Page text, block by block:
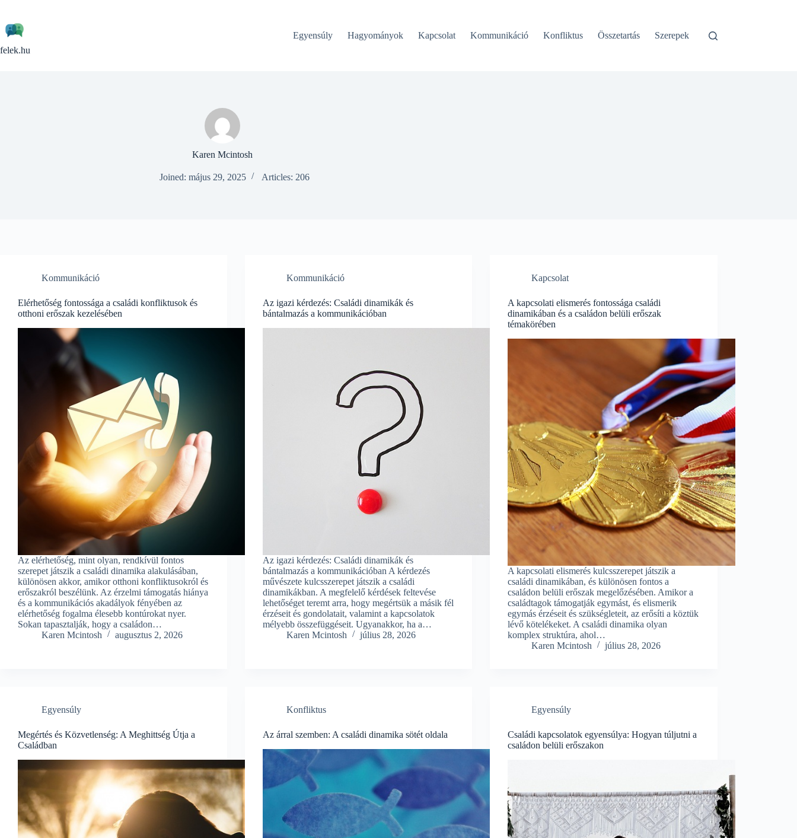
content
felek.hu
Egyensúly Hagyományok Kapcsolat Kommunikáció Konfliktus Összetartás Szerepek
Karen Mcintosh
Joined: május 29, 2025 Articles: 206
Kommunikáció
Elérhetőség fontossága a családi konfliktusok és
otthoni erőszak kezelésében
Az elérhetőség, mint olyan, rendkívül fontos
szerepet játszik a családi dinamika alakulásában,
különösen akkor, amikor otthoni konfliktusokról és
erőszakról beszélünk. Az érzelmi támogatás hiánya
és a kommunikációs akadályok fényében az
elérhetőség fogalma élesebb kontúrokat nyer.
Sokan tapasztalják, hogy a családon…
Karen Mcintosh
augusztus 2, 2026
Kommunikáció
Az igazi kérdezés: Családi dinamikák és
bántalmazás a kommunikációban
Az igazi kérdezés: Családi dinamikák és
bántalmazás a kommunikációban A kérdezés
művészete kulcsszerepet játszik a családi
dinamikákban. A megfelelő kérdések feltevése
lehetőséget teremt arra, hogy megértsük a másik fél
érzéseit és gondolatait, valamint a kapcsolatok
mélyebb összefüggéseit. Ugyanakkor, ha a…
Karen Mcintosh
július 28, 2026
Kapcsolat
A kapcsolati elismerés fontossága családi
dinamikában és a családon belüli erőszak
témakörében
A kapcsolati elismerés kulcsszerepet játszik a
családi dinamikában, és különösen fontos a
családon belüli erőszak megelőzésében. Amikor a
családtagok támogatják egymást, és elismerik
egymás érzéseit és szükségleteit, az erősíti a köztük
lévő kötelékeket. A családi dinamika olyan
komplex struktúra, ahol…
Karen Mcintosh
július 28, 2026
Egyensúly
Megértés és Közvetlenség: A Meghittség Útja a
Családban
Konfliktus
Az árral szemben: A családi dinamika sötét oldala
Egyensúly
Családi kapcsolatok egyensúlya: Hogyan túljutni a
családon belüli erőszakon